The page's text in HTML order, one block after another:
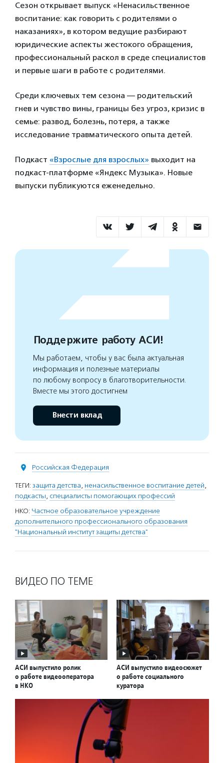
Сезон открывает выпуск «Ненасильственное
воспитание: как говорить с родителями о
наказаниях», в котором ведущие разбирают
юридические аспекты жестокого обращения,
профессиональный раскол в среде специалистов
и первые шаги в работе с родителями.
Среди ключевых тем сезона — родительский
гнев и чувство вины, границы без угроз, кризис в
семье: развод, болезнь, потеря, а также
исследование травматического опыта детей.
Подкаст «Взрослые для взрослых» выходит на
подкаст-платформе «Яндекс Музыка». Новые
выпуски публикуются еженедельно.
Поддержите работу АСИ!
Мы работаем, чтобы у вас была актуальная
информация и полезные материалы
по любому вопросу в благотворительности.
Вместе мы этого достигнем
Внести вклад
Российская Федерация
ТЕГИ: защита детства, ненасильственное воспитание детей,
подкасты, специалисты помогающих профессий
НКО: Частное образовательное учреждение
дополнительного профессионального образования
"Национальный институт защиты детства"
ВИДЕО ПО ТЕМЕ
АСИ выпустило ролик
о работе видеооператора
в НКО
АСИ выпустило видеосюжет
о работе социального
куратора